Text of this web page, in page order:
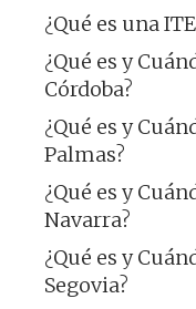
¿Qué es una
¿Qué es y
Córdoba?
¿Qué es y
Palmas?
¿Qué es y
Navarra?
¿Qué es y
Segovia?